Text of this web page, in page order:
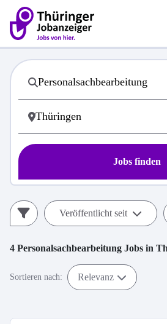
Jobs finden
Veröffentlicht seit
4 Personalsachbearbeitung Jobs in
Sortieren nach: Relevanz